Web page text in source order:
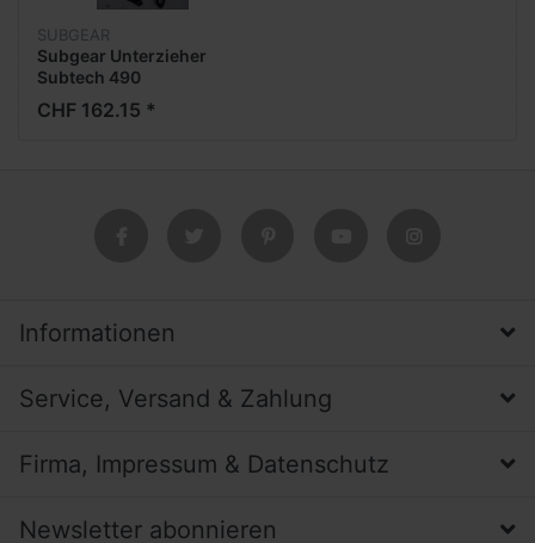
SUBGEAR
Subgear Unterzieher
Subtech 490
CHF 162.15 *
Informationen
Service, Versand & Zahlung
Firma, Impressum & Datenschutz
Newsletter abonnieren